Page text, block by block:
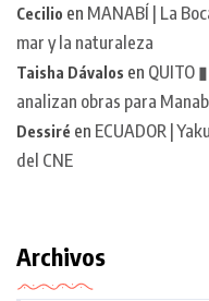
Cecilio en MANABÍ | La
mar y la naturaleza
Taisha Dávalos en QUITO
analizan obras para
Dessiré en ECUADOR |
del CNE
Archivos